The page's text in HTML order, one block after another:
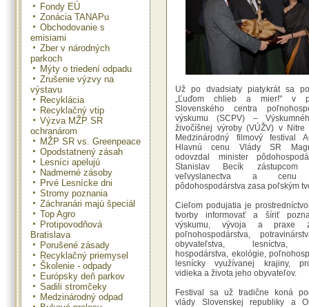
Fondy EÚ
Zonácia TANAPu
Obchodovanie s
emisiami
Zber v národných
parkoch
Mýty o triedení odpadu
Zrušenie výzvy na
výstavu
Recyklácia
Recyklačný vtip
Výzva MŽP SR
ochranárom
MŽP SR vs. Greenpeace
Opodstatnený zásah
Lesníci apelujú
Nadmerné zásoby
Prvé Lesnícke dni
Stromy poznania
Záchranári majú špeciál
Top Agro
Protipovodňová
Bratislava
Porušené zásady
Recyklačný priemysel
Školenie - odpady
Európsky deň parkov
Sadili stromčeky
Medzinárodný odpad
Už po dvadsiaty piatykrát sa
„Ľuďom chlieb a mier!" v
Slovenského centra
výskumu (SCPV) –
živočíšnej výroby (VÚŽV) v Nitre
Medzinárodný filmový festival
Hlavnú cenu Vlády SR
odovzdal minister
Stanislav Becík zástupcom
veľvyslanectva a cenu
pôdohospodárstva zasa poľským
Cieľom podujatia je
tvorby informovať a šíriť
výskumu, vývoja a praxe
poľnohospodárstva,
obyvateľstva, lesníctva,
hospodárstva, ekológie,
lesnícky využívanej krajiny,
vidieka a života jeho obyvateľov.
Festival sa už tradične koná
vlády Slovenskej republiky a